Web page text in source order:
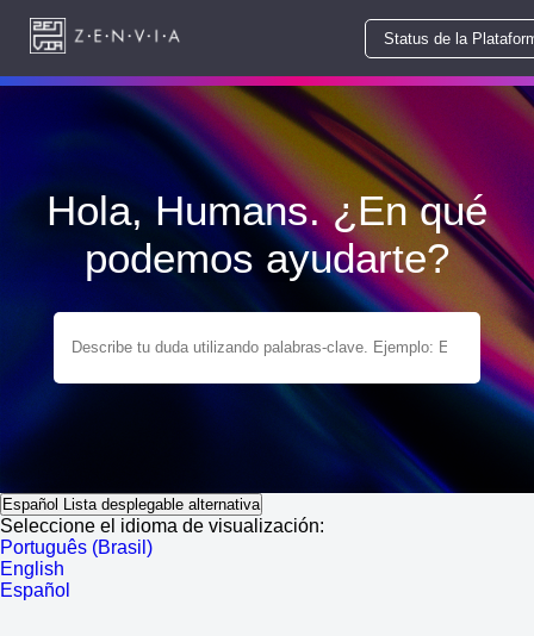
Status de la
Hola, Humans. ¿En qué
podemos ayudarte?
Español Lista desplegable alternativa
Seleccione el idioma de visualización:
Português (Brasil)
English
Español